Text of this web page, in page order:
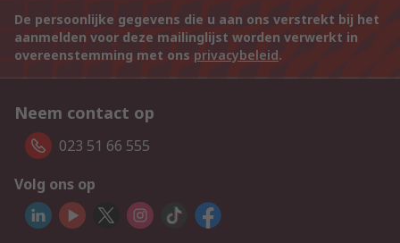
De persoonlijke gegevens die u aan ons verstrekt bij het
aanmelden voor deze mailinglijst worden verwerkt in
overeenstemming met ons privacybeleid.
Neem contact op
023 51 66 555
Volg ons op